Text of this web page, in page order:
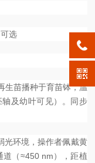
选
生苗播种于育苗钵，温
及幼叶可见）。同步
光环境，操作者佩戴黄
道（≈450 nm），距植